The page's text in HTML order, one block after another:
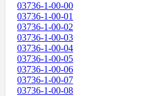
03736-1-00-00
03736-1-00-01
03736-1-00-02
03736-1-00-03
03736-1-00-04
03736-1-00-05
03736-1-00-06
03736-1-00-07
03736-1-00-08